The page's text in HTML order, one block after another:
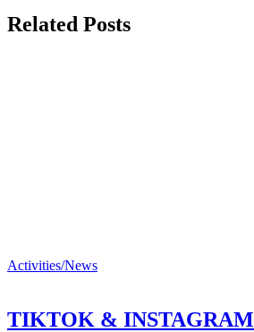
Related Posts
Activities/News
TIKTOK & INSTAGRAM